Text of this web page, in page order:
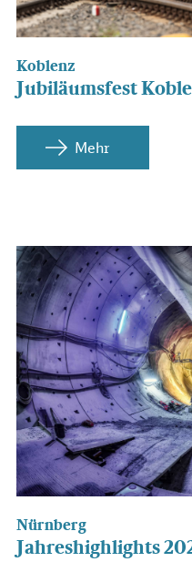
Koblenz
Jubiläumsfest
Mehr
Nürnberg
Jahreshighlights